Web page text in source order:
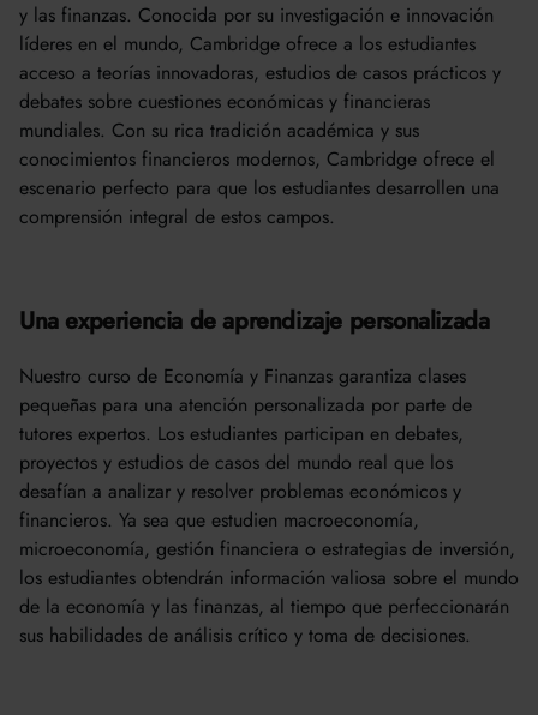
y las finanzas. Conocida por su investigación e innovación
líderes en el mundo, Cambridge ofrece a los estudiantes
acceso a teorías innovadoras, estudios de casos prácticos y
debates sobre cuestiones económicas y financieras
mundiales. Con su rica tradición académica y sus
conocimientos financieros modernos, Cambridge ofrece el
escenario perfecto para que los estudiantes desarrollen una
comprensión integral de estos campos.
Una experiencia de aprendizaje personalizada
Nuestro curso de Economía y Finanzas garantiza clases
pequeñas para una atención personalizada por parte de
tutores expertos. Los estudiantes participan en debates,
proyectos y estudios de casos del mundo real que los
desafían a analizar y resolver problemas económicos y
financieros. Ya sea que estudien macroeconomía,
microeconomía, gestión financiera o estrategias de inversión,
los estudiantes obtendrán información valiosa sobre el mundo
de la economía y las finanzas, al tiempo que perfeccionarán
sus habilidades de análisis crítico y toma de decisiones.